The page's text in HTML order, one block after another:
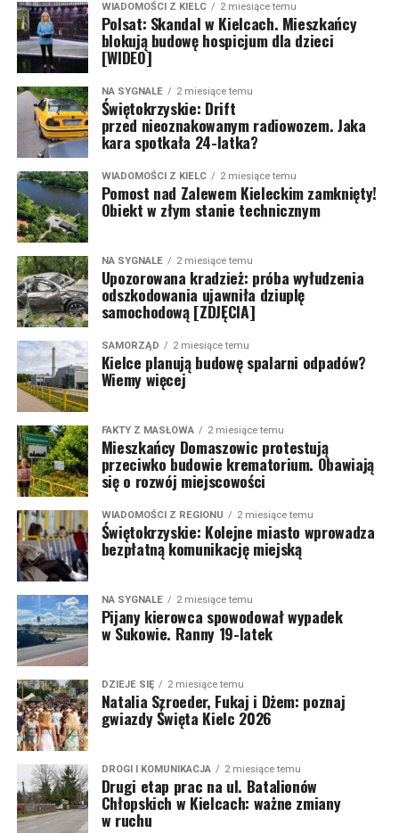
WIADOMOŚCI Z KIELC 2 miesiące temu
Polsat: Skandal w Kielcach. Mieszkańcy
blokują budowę hospicjum dla dzieci
[WIDEO]
NA SYGNALE 2 miesiące temu
Świętokrzyskie: Drift
przed nieoznakowanym radiowozem. Jaka
kara spotkała 24-latka?
WIADOMOŚCI Z KIELC 2 miesiące temu
Pomost nad Zalewem Kieleckim zamknięty!
Obiekt w złym stanie technicznym
NA SYGNALE 2 miesiące temu
Upozorowana kradzież: próba wyłudzenia
odszkodowania ujawniła dziuplę
samochodową [ZDJĘCIA]
SAMORZĄD 2 miesiące temu
Kielce planują budowę spalarni odpadów?
Wiemy więcej
FAKTY Z MASŁOWA 2 miesiące temu
Mieszkańcy Domaszowic protestują
przeciwko budowie krematorium. Obawiają
się o rozwój miejscowości
WIADOMOŚCI Z REGIONU 2 miesiące temu
Świętokrzyskie: Kolejne miasto wprowadza
bezpłatną komunikację miejską
NA SYGNALE 2 miesiące temu
Pijany kierowca spowodował wypadek
w Sukowie. Ranny 19-latek
DZIEJE SIĘ 2 miesiące temu
Natalia Szroeder, Fukaj i Dżem: poznaj
gwiazdy Święta Kielc 2026
DROGI I KOMUNIKACJA 2 miesiące temu
Drugi etap prac na ul. Batalionów
Chłopskich w Kielcach: ważne zmiany
w ruchu